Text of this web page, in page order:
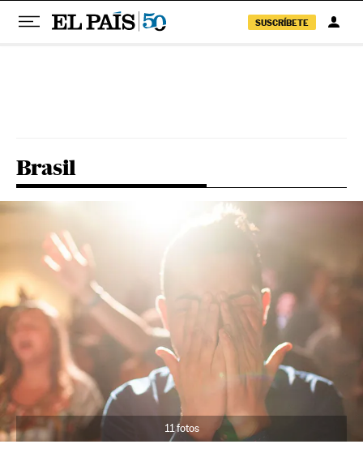
SUSCRÍBETE
Brasil
11 fotos